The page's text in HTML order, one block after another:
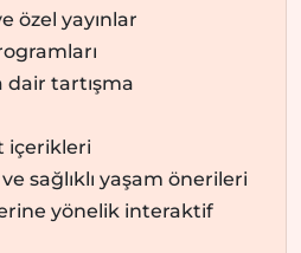
özel yayınlar
dair tartışma
içerikleri
sağlıklı yaşam önerileri
yönelik interaktif